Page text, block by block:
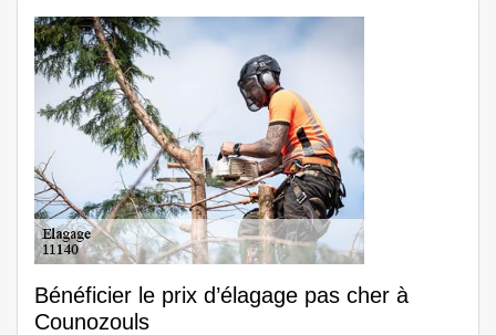
Bénéficier le prix d’élagage pas cher à
Counozouls